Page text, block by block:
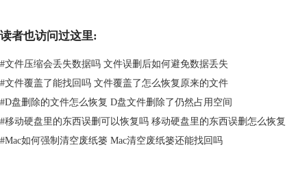
读者也访问过这里:
#文件压缩会丢失数据吗 文件误删后如何避免数据丢失
#文件覆盖了能找回吗 文件覆盖了怎么恢复原来的文件
#D盘删除的文件怎么恢复 D盘文件删除了仍然占用空间
#移动硬盘里的东西误删可以恢复吗 移动硬盘里的东西误删怎么恢复
#Mac如何强制清空废纸篓 Mac清空废纸篓还能找回吗